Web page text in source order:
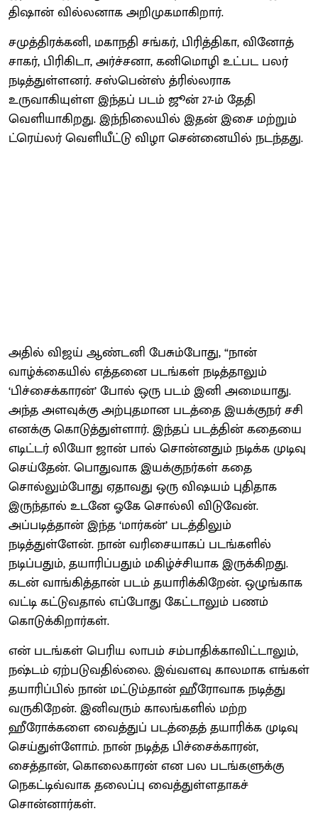
திஷான் வில்லனாக அறிமுகமாகிறார்.
சமுத்திரக்கனி, மகாநதி சங்கர், பிரித்திகா, வினோத்
சாகர், பிரிகிடா, அர்ச்சனா, கனிமொழி உட்பட பலர்
நடித்துள்ளனர். சஸ்பென்ஸ் த்ரில்லராக
உருவாகியுள்ள இந்தப் படம் ஜூன் 27-ம் தேதி
வெளியாகிறது. இந்நிலையில் இதன் இசை மற்றும்
ட்ரெய்லர் வெளியீட்டு விழா சென்னையில் நடந்தது.
அதில் விஜய் ஆண்டனி பேசும்போது, “நான்
வாழ்க்கையில் எத்தனை படங்கள் நடித்தாலும்
‘பிச்சைக்காரன்’ போல் ஒரு படம் இனி அமையாது.
அந்த அளவுக்கு அற்புதமான படத்தை இயக்குநர் சசி
எனக்கு கொடுத்துள்ளார். இந்தப் படத்தின் கதையை
எடிட்டர் லியோ ஜான் பால் சொன்னதும் நடிக்க முடிவு
செய்தேன். பொதுவாக இயக்குநர்கள் கதை
சொல்லும்போது ஏதாவது ஒரு விஷயம் புதிதாக
இருந்தால் உடனே ஓகே சொல்லி விடுவேன்.
அப்படித்தான் இந்த ‘மார்கன்’ படத்திலும்
நடித்துள்ளேன். நான் வரிசையாகப் படங்களில்
நடிப்பதும், தயாரிப்பதும் மகிழ்ச்சியாக இருக்கிறது.
கடன் வாங்கித்தான் படம் தயாரிக்கிறேன். ஒழுங்காக
வட்டி கட்டுவதால் எப்போது கேட்டாலும் பணம்
கொடுக்கிறார்கள்.
என் படங்கள் பெரிய லாபம் சம்பாதிக்காவிட்டாலும்,
நஷ்டம் ஏற்படுவதில்லை. இவ்வளவு காலமாக எங்கள்
தயாரிப்பில் நான் மட்டும்தான் ஹீரோவாக நடித்து
வருகிறேன். இனிவரும் காலங்களில் மற்ற
ஹீரோக்களை வைத்துப் படத்தைத் தயாரிக்க முடிவு
செய்துள்ளோம். நான் நடித்த பிச்சைக்காரன்,
சைத்தான், கொலைகாரன் என பல படங்களுக்கு
நெகட்டிவ்வாக தலைப்பு வைத்துள்ளதாகச்
சொன்னார்கள்.